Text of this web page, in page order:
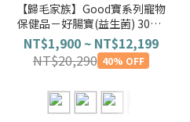
【歸毛家族】Good寶系列寵物
保健品－好腸寶(益生菌) 30包/
盒
NT$1,900 ~ NT$12,199
NT$20,290 40% OFF